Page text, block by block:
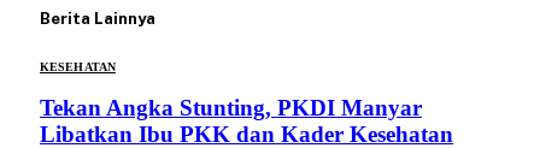
Berita Lainnya
KESEHATAN
Tekan Angka Stunting, PKDI Manyar
Libatkan Ibu PKK dan Kader Kesehatan